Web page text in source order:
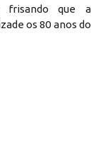
frisando que a
os 80 anos do